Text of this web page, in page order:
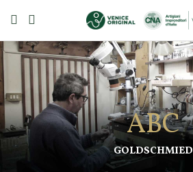
ABC
GOLDSCHMIED